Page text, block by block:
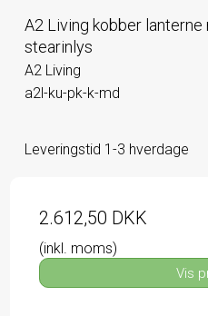
A2 Living kobber
stearinlys
A2 Living
a2l-ku-pk-k-md
Leveringstid 1-3 hverdage
2.612,50 DKK
(inkl. moms)
Vis